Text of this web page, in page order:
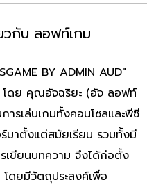
วกับ ลอฟท์เกม
BY ADMIN AUD"
โดย คุณอัจฉริยะ (อัจ ลอฟท์
รเล่นเกมทั้งคอนโซลและพีซี
มาตั้งแต่สมัยเรียน รวมทั้งมี
เขียนบทความ จึงได้ก่อตั้ง
ดยมีวัตถุประสงค์เพื่อ